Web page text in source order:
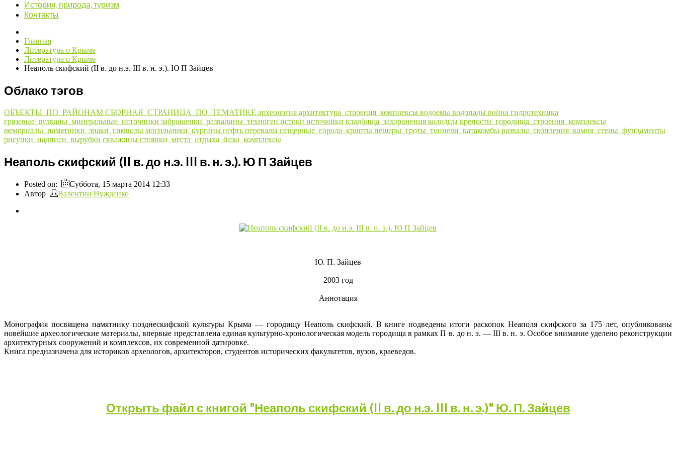
История, природа, туризм
Контакты
Главная
Литература о Крыме
Литература о Крыме
Неаполь скифский (II в. до н.э. III в. н. э.). Ю П Зайцев
Облако тэгов
ОБЪЕКТЫ_ПО_РАЙОНАМ СБОРНАЯ_СТРАНИЦА_ПО_ТЕМАТИКЕ археология архитектура_строения_комплексы водоемы водопады война гидротехника
грязевые_вулканы_минеральные_источники заброшенки_развалины_техноген истоки источники кладбища_захоронения колодцы крепости_городища_строения_комплексы
мемориалы_памятники_знаки_символы могильники_курганы нефть перевалы пещерные_города_крипты пещеры_гроты_тоннели_катакомбы развалы_скопления_камня_стены_фундаменты
рисунки_надписи_вырубки скважины стоянки_места_отдыха_базы_комплексы
Неаполь скифский (II в. до н.э. III в. н. э.). Ю П Зайцев
Posted on:
Суббота, 15 марта 2014 12:33
Автор
Валентин Нужденко
Ю. П. Зайцев
2003 год
Аннотация
Монография посвящена памятнику позднескифской культуры Крыма — городищу Неаполь скифский. В книге подведены итоги раскопок Неаполя скифского за 175 лет, опубликованы
новейшие археологические материалы, впервые представлена единая культурно-хронологическая модель городища в рамках П в. до н. э. — III в. н. э. Особое внимание уделено реконструкции
архитектурных сооружений и комплексов, их современной датировке.
Книга предназначена для историков археологов, архитекторов, студентов исторических факультетов, вузов, краеведов.
Открыть файл с книгой "Неаполь скифский (II в. до н.э. III в. н. э.)" Ю. П. Зайцев